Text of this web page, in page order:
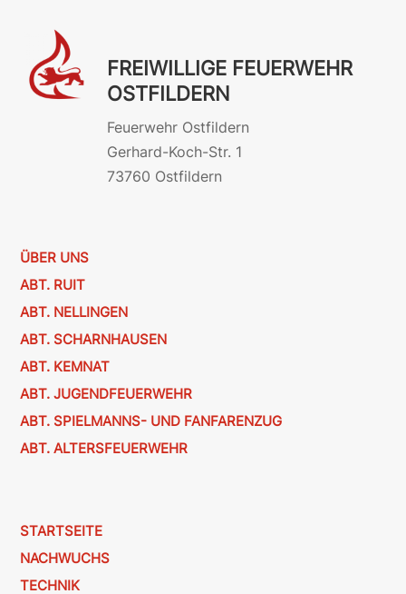
FREIWILLIGE FEUERWEHR
OSTFILDERN
Feuerwehr Ostfildern
Gerhard-Koch-Str. 1
73760 Ostfildern
ÜBER UNS
ABT. RUIT
ABT. NELLINGEN
ABT. SCHARNHAUSEN
ABT. KEMNAT
ABT. JUGENDFEUERWEHR
ABT. SPIELMANNS- UND FANFARENZUG
ABT. ALTERSFEUERWEHR
STARTSEITE
NACHWUCHS
TECHNIK